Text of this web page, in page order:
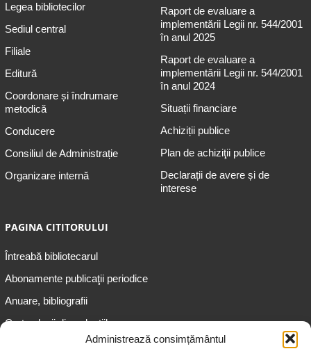
Administrează consimțământul
Legea bibliotecilor
Sediul central
Filiale
Editură
Coordonare și îndrumare
metodică
Conducere
Consiliul de Administrație
Organizare internă
Raport de evaluare a
implementării Legii nr. 544/2001
în anul 2025
Raport de evaluare a
implementării Legii nr. 544/2001
în anul 2024
Situații financiare
Achiziții publice
Plan de achiziţii publice
Declarații de avere și de
interese
PAGINA CITITORULUI
Întreabă bibliotecarul
Abonamente publicaţii periodice
Anuare, bibliografii
Cartea lunii din colecțiile